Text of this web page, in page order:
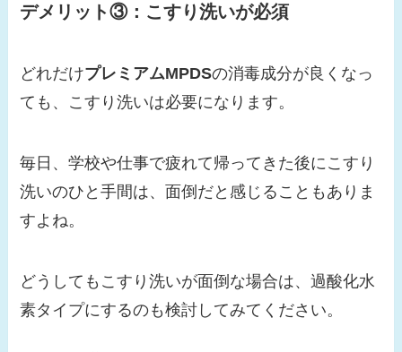
デメリット③：こすり洗いが必須
どれだけプレミアムMPDSの消毒成分が良くなっ
ても、こすり洗いは必要になります。
毎日、学校や仕事で疲れて帰ってきた後にこすり
洗いのひと手間は、面倒だと感じることもありま
すよね。
どうしてもこすり洗いが面倒な場合は、過酸化水
素タイプにするのも検討してみてください。